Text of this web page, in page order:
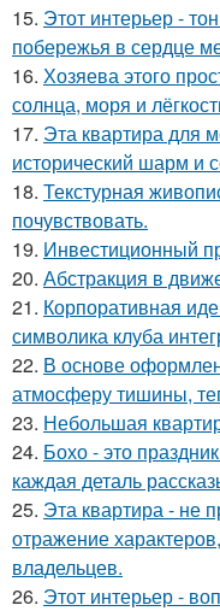
15. Этот интерьер -
побережья в сердце
16. Хозяева этого
солнца, моря и
17. Эта квартира для
исторический шарм и
18. Текстурная
почувствовать.
19. Инвестиционный
20. Абстракция в
21. Корпоративная
символика клуба
22. В основе
атмосферу тишины,
23. Небольшая
24. Бохо - это
каждая деталь
25. Эта квартира - не
отражение
владельцев.
26. Этот интерьер -